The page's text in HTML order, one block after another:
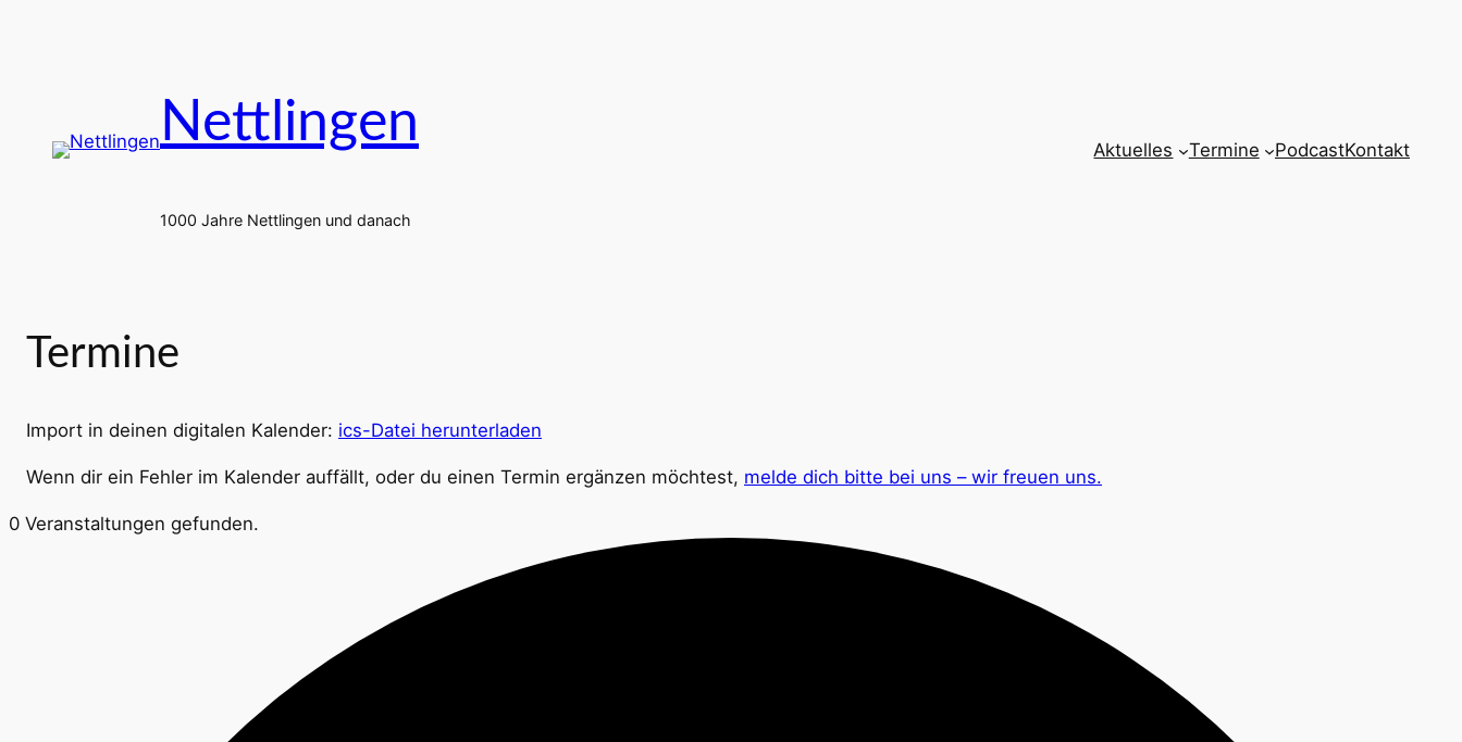
Nettlingen
1000 Jahre Nettlingen und danach
Aktuelles Termine PodcastKontakt
Termine
Import in deinen digitalen Kalender: ics-Datei herunterladen
Wenn dir ein Fehler im Kalender auffällt, oder du einen Termin ergänzen möchtest, melde dich bitte bei uns – wir freuen uns.
0 Veranstaltungen gefunden.